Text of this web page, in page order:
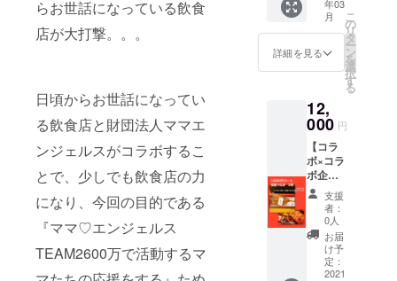
らお世話になっている飲食
店が大打撃。。。
日頃からお世話になってい
る飲食店と財団法人ママエ
ンジェルスがコラボするこ
とで、少しでも飲食店の力
になり、今回の目的である
『ママ♡エンジェルス
TEAM2600万で活動するマ
す！ フ
レッ
チーズ
はその
成させ
るもの
は熟成
後すぐ
に出
荷！
「新鮮
＝価
値」が
コンセ
プト！
・さけ
家 別邸
鶏とお
とうふ
福福 ・
蓮 で使
えるお
得な食
事券で
す。 ※
使用期
限は
2021/6
月まで
うふ」
さんよ
り カロ
リー控
して 濃
厚な豆
わいで
なめら
かな こ
だわり
の「豆
乳ジェ
ラー
ト」を
お届け
しま
ファン
ディン
グで 縄
文パン
開発の
くだ
さった
豆家グ
ループ
さんと
のコラ
ボ企
画。 豆
家さん
の店舗
で人気
の 「名
古屋
年03
月
詳細を見る
こ
の
リ
タ
ー
ン
を
選
択
す
る
12,
000 円
【コラ
ボ×コラ
ボ企
画 う
なぎ登
河の国
産うな
ぎ2尾】
今回の
クラウ
支援
者：
0人
お届
け予
定：
2021